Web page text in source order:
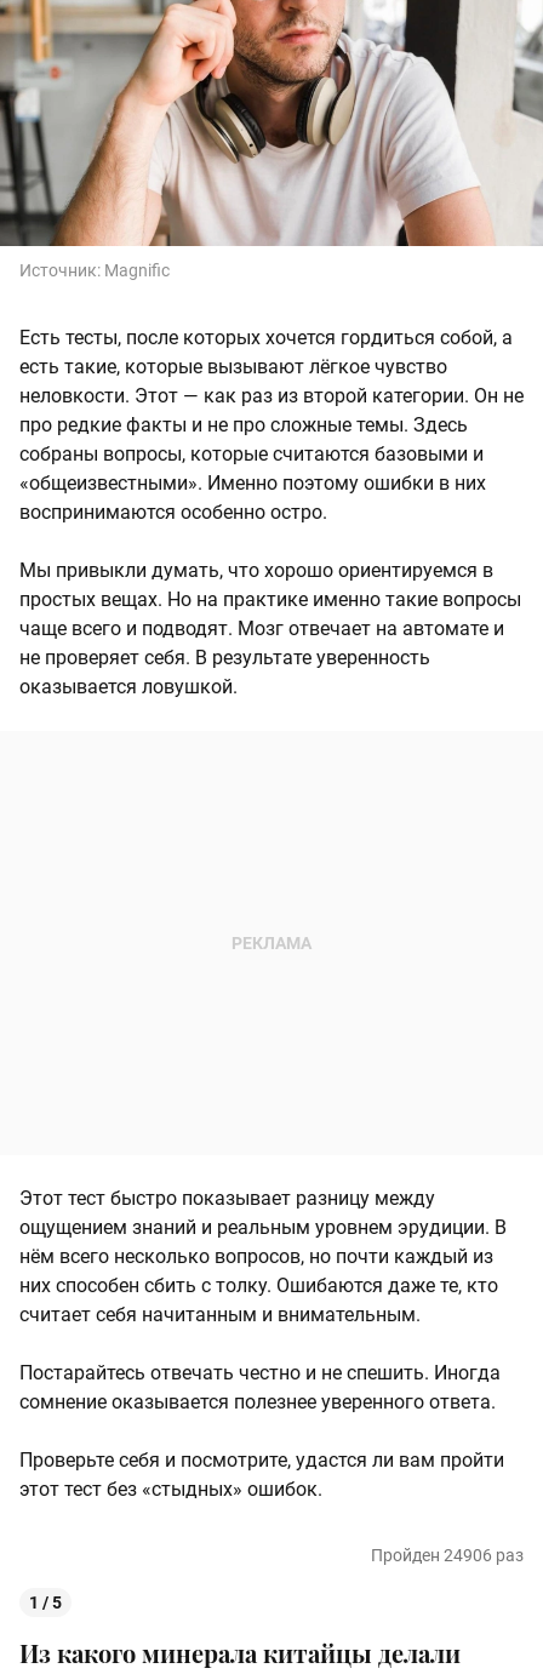
Источник: Magnific
Есть тесты, после которых хочется гордиться собой, а
есть такие, которые вызывают лёгкое чувство
неловкости. Этот — как раз из второй категории. Он не
про редкие факты и не про сложные темы. Здесь
собраны вопросы, которые считаются базовыми и
«общеизвестными». Именно поэтому ошибки в них
воспринимаются особенно остро.
Мы привыкли думать, что хорошо ориентируемся в
простых вещах. Но на практике именно такие вопросы
чаще всего и подводят. Мозг отвечает на автомате и
не проверяет себя. В результате уверенность
оказывается ловушкой.
Этот тест быстро показывает разницу между
ощущением знаний и реальным уровнем эрудиции. В
нём всего несколько вопросов, но почти каждый из
них способен сбить с толку. Ошибаются даже те, кто
считает себя начитанным и внимательным.
Постарайтесь отвечать честно и не спешить. Иногда
сомнение оказывается полезнее уверенного ответа.
Проверьте себя и посмотрите, удастся ли вам пройти
этот тест без «стыдных» ошибок.
Пройден 24906 раз
1 / 5
Из какого минерала китайцы делали